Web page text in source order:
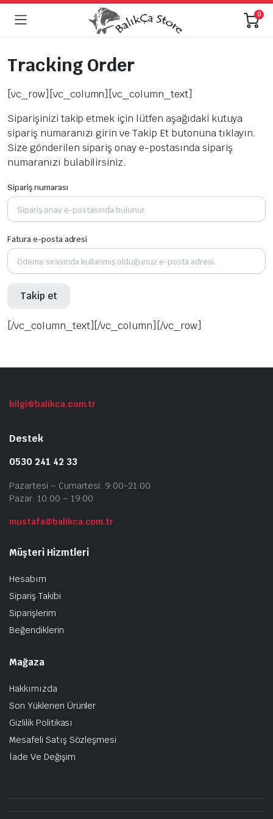
0
Tracking Order
[vc_row][vc_column][vc_column_text]
Siparişinizi takip etmek için lütfen aşağıdaki kutuya
sipariş numaranızı girin ve Takip Et butonuna tıklayın.
Size gönderilen sipariş onay e-postasında sipariş
numaranızı bulabilirsiniz.
Sipariş numarası
Fatura e-posta adresi
Takip et
[/vc_column_text][/vc_column][/vc_row]
bilgi@balikca.com.tr
Destek
0530 241 42 33
Pazartesi – Cumartesi: 9:00-21:00
Pazar: 10:00 – 19:00
mustafa@balikca.com.tr
Müşteri Hizmtleri
Hesabım
Sipariş Takibi
Siparişlerim
Beğendiklerin
Mağaza
Hakkımızda
Son Yüklenen Ürünler
Gizlilik Politikası
Mesafeli Satış Sözleşmesi
İade Ve Değişim